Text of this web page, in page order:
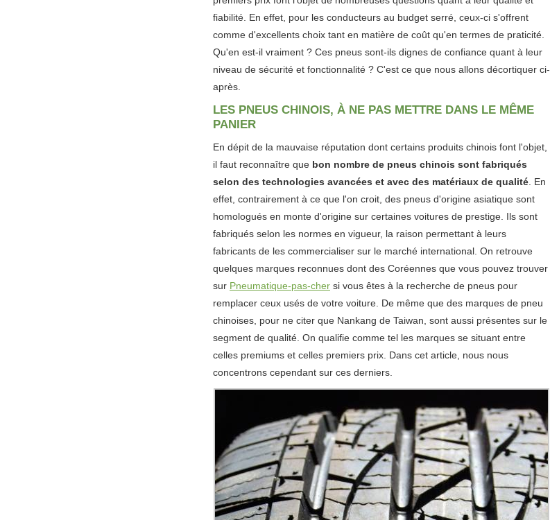
fiabilité. En effet, pour les conducteurs au budget serré, ceux-ci s'offrent
comme d'excellents choix tant en matière de coût qu'en termes de praticité.
Qu'en est-il vraiment ? Ces pneus sont-ils dignes de confiance quant à leur
niveau de sécurité et fonctionnalité ? C'est ce que nous allons décortiquer ci-
après.
LES PNEUS CHINOIS, À NE PAS METTRE DANS LE MÊME
PANIER
En dépit de la mauvaise réputation dont certains produits chinois font l'objet,
il faut reconnaître que bon nombre de pneus chinois sont fabriqués
selon des technologies avancées et avec des matériaux de qualité . En
effet, contrairement à ce que l'on croit, des pneus d'origine asiatique sont
homologués en monte d'origine sur certaines voitures de prestige. Ils sont
fabriqués selon les normes en vigueur, la raison permettant à leurs
fabricants de les commercialiser sur le marché international. On retrouve
quelques marques reconnues dont des Coréennes que vous pouvez trouver
sur Pneumatique-pas-cher si vous êtes à la recherche de pneus pour
remplacer ceux usés de votre voiture. De même que des marques de pneu
chinoises, pour ne citer que Nankang de Taiwan, sont aussi présentes sur le
segment de qualité. On qualifie comme tel les marques se situant entre
celles premiums et celles premiers prix. Dans cet article, nous nous
concentrons cependant sur ces derniers.